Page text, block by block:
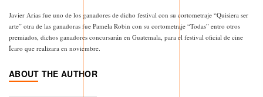
Javier Arias fue uno de los ganadores de dicho festival con su cortometraje “Quisiera ser
arte” otra de las ganadoras fue Pamela Robin con su cortometraje “Todas” entro otros
premiados, dichos ganadores concursarán en Guatemala, para el festival oficial de cine
Ícaro que realizara en noviembre.
ABOUT THE AUTHOR